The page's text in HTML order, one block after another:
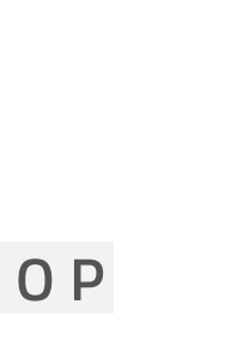
O P